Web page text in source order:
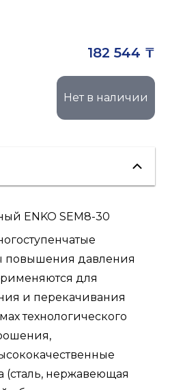
182 544 ₸
Нет в наличии
ENKO SEM8-30
повышения давления
для
и перекачивания
технологического
(сталь, нержавеющая